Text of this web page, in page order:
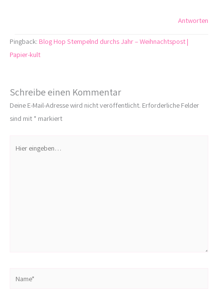
Antworten
Pingback: Blog Hop Stempelnd durchs Jahr – Weihnachtspost |
Papier-kult
Schreibe einen Kommentar
Deine E-Mail-Adresse wird nicht veröffentlicht. Erforderliche Felder
sind mit * markiert
eingeben…